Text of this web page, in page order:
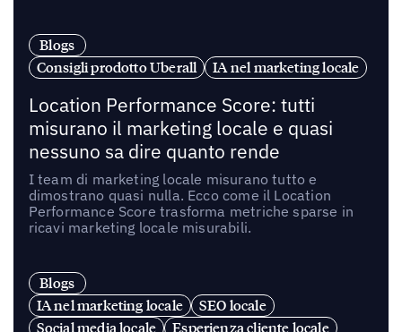
Blogs
Consigli prodotto Uberall
IA nel marketing locale
Location Performance Score: tutti
misurano il marketing locale e quasi
nessuno sa dire quanto rende
I team di marketing locale misurano tutto e
dimostrano quasi nulla. Ecco come il Location
Performance Score trasforma metriche sparse in
ricavi marketing locale misurabili.
Blogs
IA nel marketing locale
SEO locale
Social media locale
Esperienza cliente locale